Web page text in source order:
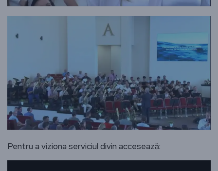
Pentru a viziona serviciul divin accesează: